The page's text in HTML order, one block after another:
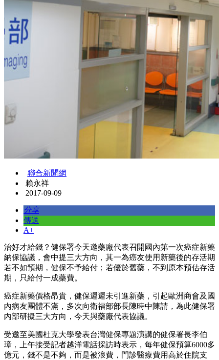
聯合新聞網
賴永祥
2017-09-09
分享
傳送
A+
治好才給錢？健保署今天邀藥廠代表召開國內第一次癌症新藥
納保協議，會中提三大方向，其一為癌友使用新藥後的存活期
若不如預期，健保不予給付；若優於舊藥，不到原本預估存活
期，只給付一成藥費。
癌症新藥價格昂貴，健保遲遲未引進新藥，引起歐洲商會及國
內病友團體不滿，多次向衛福部部長陳時中陳請，為此健保署
內部研擬三大方向，今天與藥廠代表協議。
受邀至美國杜克大學發表台灣健保專題演講的健保署長李伯
璋，上午接受記者越洋電話採訪時表示，每年健保預算6000多
億元，錢不是不夠，而是被浪費，門診醫療費用高於住院支